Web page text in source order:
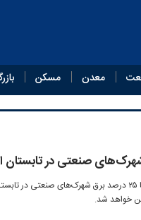
معدن مسکن
صنعتی در تابستان
بر اساس برنامه‌ریزی‌ها، ۲۰ تا ۲۵ درصد برق
خواهد شد.